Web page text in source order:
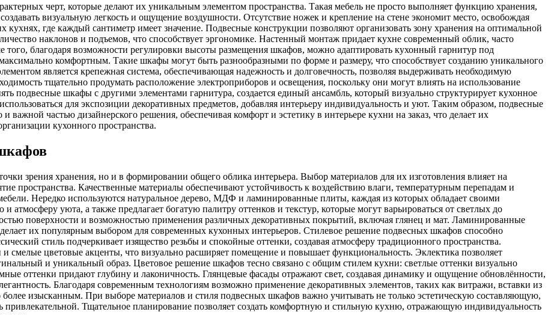
черт, которые делают их уникальным элементом пространства. Такая мебель не просто выполняет функцию хранения,
визуальную легкость и ощущение воздушности. Отсутствие ножек и крепление на стене экономит место, освобождая
где каждый сантиметр имеет значение. Подвесные конструкции позволяют организовать зону хранения на оптимальной
наклонов и подъемов, что способствует эргономике. Настенный монтаж придает кухне современный облик, часто
благодаря возможности регулировки высоты размещения шкафов, можно адаптировать кухонный гарнитур под
максимально комфортным. Такие шкафы могут быть разнообразными по форме и размеру, что способствует созданию уникального
является крепежная система, обеспечивающая надежность и долговечность, позволяя выдерживать необходимую
тщательно продумать расположение электроприборов и освещения, поскольку они могут влиять на использование
подвесные шкафы с другими элементами гарнитура, создается единый ансамбль, который визуально структурирует кухонное
для экспозиции декоративных предметов, добавляя интерьеру индивидуальность и уют. Таким образом, подвесные
частью дизайнерского решения, обеспечивая комфорт и эстетику в интерьере кухни на заказ, что делает их
кухонного пространства.
зрения хранения, но и в формировании общего облика интерьера. Выбор материалов для их изготовления влияет на
пространства. Качественные материалы обеспечивают устойчивость к воздействию влаги, температурным перепадам и
Нередко используются натуральное дерево, МДФ и ламинированные плиты, каждая из которых обладает своими
атмосферу уюта, а также предлагает богатую палитру оттенков и текстур, которые могут варьироваться от светлых до
поверхности и возможностью применения различных декоративных покрытий, включая глянец и мат. Ламинированные
их популярным выбором для современных кухонных интерьеров. Стилевое решение подвесных шкафов способно
стиль подчеркивает изящество резьбы и спокойные оттенки, создавая атмосферу традиционного пространства.
смелые цветовые акценты, что визуально расширяет помещение и повышает функциональность. Эклектика позволяет
и уникальный образ. Цветовое решение шкафов тесно связано с общим стилем кухни: светлые оттенки визуально
оттенки придают глубину и лаконичность. Глянцевые фасады отражают свет, создавая динамику и ощущение обновлённости,
Благодаря современным технологиям возможно применение декоративных элементов, таких как витражи, вставки из
изысканным. При выборе материалов и стиля подвесных шкафов важно учитывать не только эстетическую составляющую,
привлекательной. Тщательное планирование позволяет создать комфортную и стильную кухню, отражающую индивидуальность